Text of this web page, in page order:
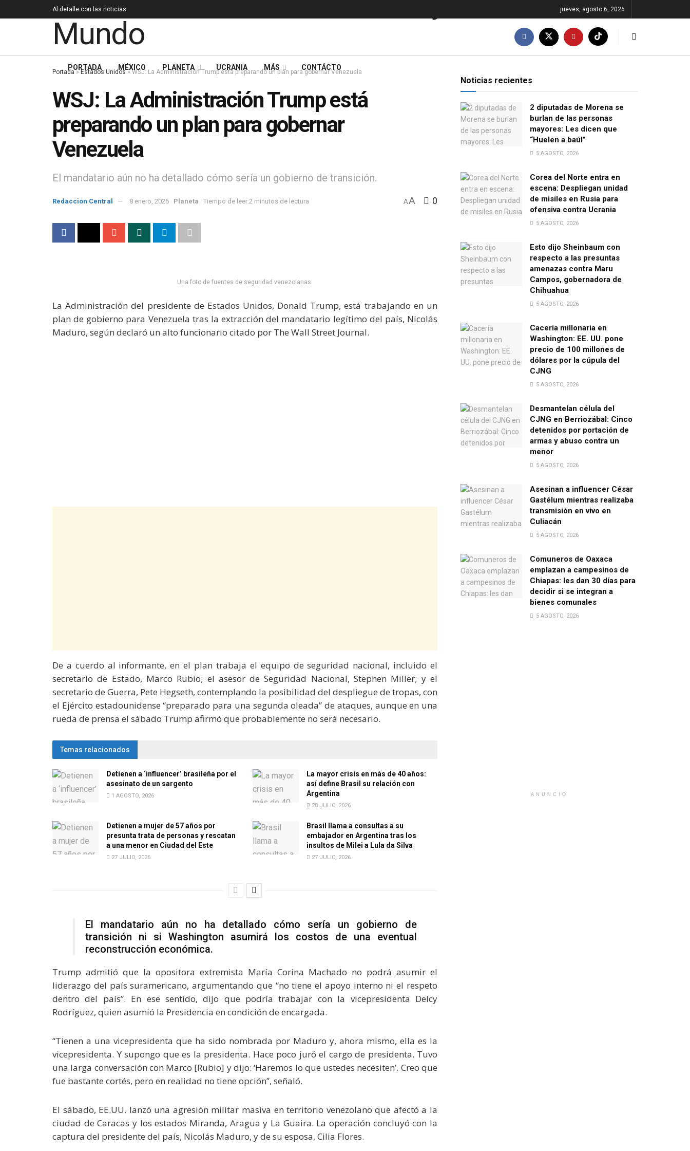
Al detalle con las noticias. jueves, agosto 6, 2026
PORTADA MÉXICO PLANETA UCRANIA MÁS CONTÁCTO
Portada» Estados Unidos» WSJ: La Administración Trump está preparando un plan para gobernar Venezuela
WSJ: La Administración Trump está
preparando un plan para gobernar
Venezuela
El mandatario aún no ha detallado cómo sería un gobierno de transición.
Redaccion Central 8 enero, 2026 Planeta Tiempo de leer:2 minutos de lectura AA 0
Una foto de fuentes de seguridad venezolanas.
La Administración del presidente de Estados Unidos, Donald Trump, está trabajando en un
plan de gobierno para Venezuela tras la extracción del mandatario legítimo del país, Nicolás
Maduro, según declaró un alto funcionario citado por The Wall Street Journal.
De a cuerdo al informante, en el plan trabaja el equipo de seguridad nacional, incluido el
secretario de Estado, Marco Rubio; el asesor de Seguridad Nacional, Stephen Miller; y el
secretario de Guerra, Pete Hegseth, contemplando la posibilidad del despliegue de tropas, con
el Ejército estadounidense “preparado para una segunda oleada” de ataques, aunque en una
rueda de prensa el sábado Trump afirmó que probablemente no será necesario.
Temas relacionados
Detienen a ‘influencer’ brasileña por el
asesinato de un sargento
1 AGOSTO, 2026
La mayor crisis en más de 40 años:
así define Brasil su relación con
Argentina
28 JULIO, 2026
Detienen a mujer de 57 años por
presunta trata de personas y rescatan
a una menor en Ciudad del Este
27 JULIO, 2026
Brasil llama a consultas a su
embajador en Argentina tras los
insultos de Milei a Lula da Silva
27 JULIO, 2026
El mandatario aún no ha detallado cómo sería un gobierno de
transición ni si Washington asumirá los costos de una eventual
reconstrucción económica.
Trump admitió que la opositora extremista María Corina Machado no podrá asumir el
liderazgo del país suramericano, argumentando que “no tiene el apoyo interno ni el respeto
dentro del país”. En ese sentido, dijo que podría trabajar con la vicepresidenta Delcy
Rodríguez, quien asumió la Presidencia en condición de encargada.
“Tienen a una vicepresidenta que ha sido nombrada por Maduro y, ahora mismo, ella es la
vicepresidenta. Y supongo que es la presidenta. Hace poco juró el cargo de presidenta. Tuvo
una larga conversación con Marco [Rubio] y dijo: ‘Haremos lo que ustedes necesiten’. Creo que
fue bastante cortés, pero en realidad no tiene opción”, señaló.
El sábado, EE.UU. lanzó una agresión militar masiva en territorio venezolano que afectó a la
ciudad de Caracas y los estados Miranda, Aragua y La Guaira. La operación concluyó con la
captura del presidente del país, Nicolás Maduro, y de su esposa, Cilia Flores.
Noticias recientes
2 diputadas de Morena se
burlan de las personas
mayores: Les dicen que
“Huelen a baúl”
5 AGOSTO, 2026
Corea del Norte entra en
escena: Despliegan unidad
de misiles en Rusia para
ofensiva contra Ucrania
5 AGOSTO, 2026
Esto dijo Sheinbaum con
respecto a las presuntas
amenazas contra Maru
Campos, gobernadora de
Chihuahua
5 AGOSTO, 2026
Cacería millonaria en
Washington: EE. UU. pone
precio de 100 millones de
dólares por la cúpula del
CJNG
5 AGOSTO, 2026
Desmantelan célula del
CJNG en Berriozábal: Cinco
detenidos por portación de
armas y abuso contra un
menor
5 AGOSTO, 2026
Asesinan a influencer César
Gastélum mientras realizaba
transmisión en vivo en
Culiacán
5 AGOSTO, 2026
Comuneros de Oaxaca
emplazan a campesinos de
Chiapas: les dan 30 días para
decidir si se integran a
bienes comunales
5 AGOSTO, 2026
ANUNCIO